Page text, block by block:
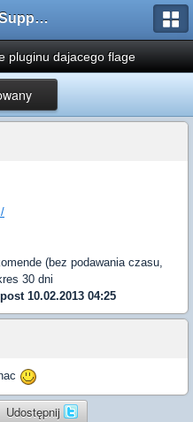
AMXX.pl: Support AMX Mod X i SourceMod
pluginu dajacego flage
(bez podawania czasu,
30 dni
10.02.2013 04:25
Udostępnij